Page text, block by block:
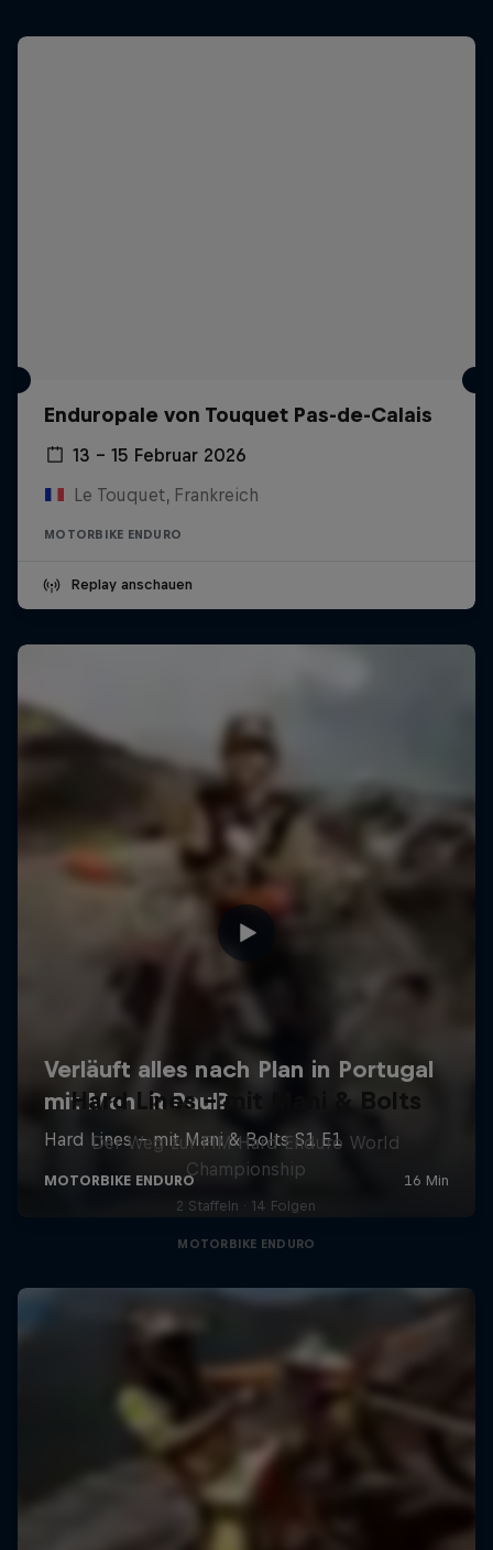
Enduropale von Touquet Pas-de-Calais
13 – 15 Februar 2026
Le Touquet, Frankreich
MOTORBIKE ENDURO
Replay anschauen
Hard Lines – mit Mani & Bolts
Der Weg zur FIM Hard Enduro World
Championship
2 Staffeln · 14 Folgen
MOTORBIKE ENDURO